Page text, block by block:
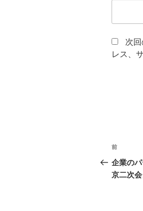
次
レス、
投
稿
ナ
前
の
投
前
企業の
京二次会